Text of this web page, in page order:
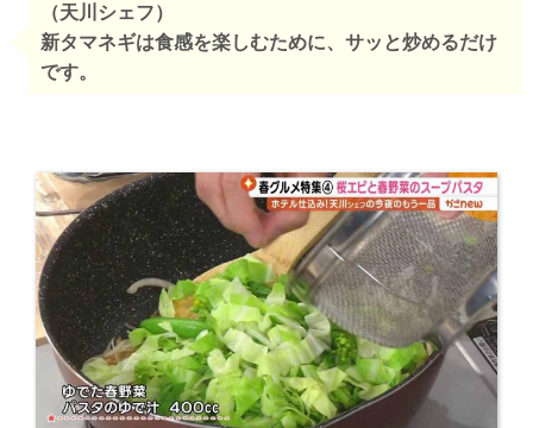
（天川シェフ）
新タマネギは食感を楽しむために、 サッと炒めるだけ
です。